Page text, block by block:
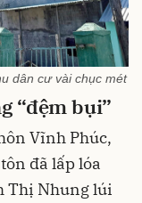
dân cư vài chục mét
“đệm bụi”
Vĩnh Phúc,
đã lấp lóa
Thị Nhung lúi